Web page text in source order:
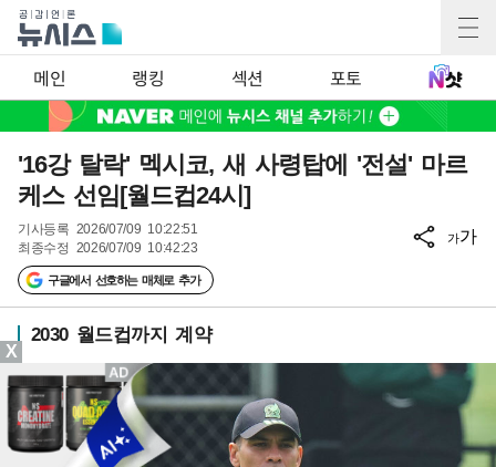
메인 랭킹 섹션 포토
'16강 탈락' 멕시코, 새 사령탑에 '전설' 마르
케스 선임[월드컵24시]
기사등록 2026/07/09 10:22:51
최종수정 2026/07/09 10:42:23
구글에서 선호하는 매체로 추가
가가
2030 월드컵까지 계약
X